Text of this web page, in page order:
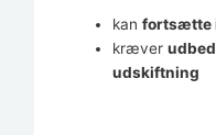
kanfortsætte
kræver
udskiftning